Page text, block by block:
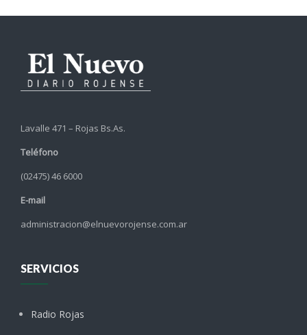
Lavalle 471 – Rojas Bs.As.
Teléfono
(02475) 46 6000
E-mail
administracion@elnuevorojense.com.ar
SERVICIOS
Radio Rojas